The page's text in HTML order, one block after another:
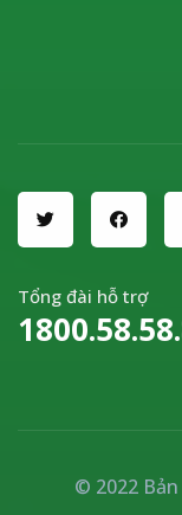
Tổng đài hỗ trợ
© 2022